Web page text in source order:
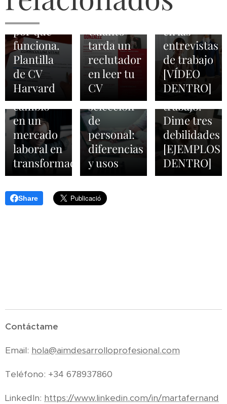
por qué
funciona.
Plantilla
de CV
Harvard
Cuánto
tarda un
reclutador
en leer tu
CV
en las
entrevistas
de trabajo
[VÍDEO
DENTRO]
2026-03-01
Orientadores
laborales:
agentes
de
cambio
en un
mercado
laboral en
transformación
ATS, TAS
y TRM en
los
procesos
de
selección
de
personal:
diferencias
y usos
pregunta
son tus
debilidades
en una
entrevista
de
trabajo.
Dime tres
debilidades
[EJEMPLOS
DENTRO]
Share
Contáctame
Email: hola@aimdesarrolloprofesional.com
Teléfono: +34 678937860
LinkedIn: https://www.linkedin.com/in/martafernand